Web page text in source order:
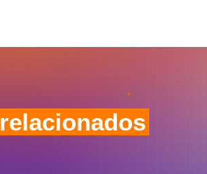
relacionados